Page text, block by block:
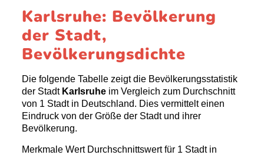
Karlsruhe: Bevölkerung
der Stadt,
Bevölkerungsdichte
Die folgende Tabelle zeigt die Bevölkerungsstatistik
der Stadt Karlsruheim Vergleich zum Durchschnitt
von 1 Stadt in Deutschland. Dies vermittelt einen
Eindruck von der Größe der Stadt und ihrer
Bevölkerung.
Merkmale Wert Durchschnittswert für 1 Stadt in